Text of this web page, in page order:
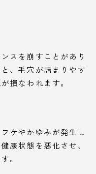
スを崩すことがあり
、毛穴が詰まりやす
損なわれます。
ケやかゆみが発生し
康状態を悪化させ、
。